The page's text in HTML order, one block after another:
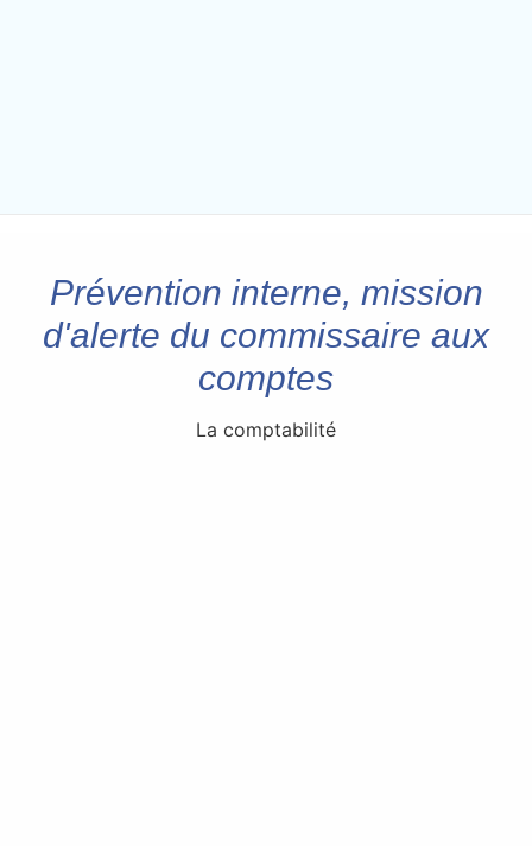
Prévention interne, mission
d'alerte du commissaire aux
comptes
La comptabilité